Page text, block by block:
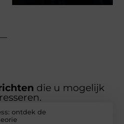
die u mogelijk
ontdek de